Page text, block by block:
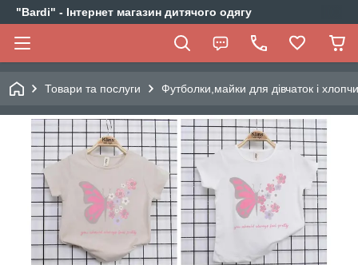
"Bardi" - Інтернет магазин дитячого одягу
Товари та послуги Футболки,майки для дівчаток і